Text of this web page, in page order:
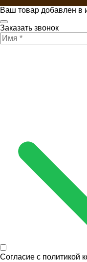
Ваш товар добавлен в
Заказать звонок
Согласие с политикой